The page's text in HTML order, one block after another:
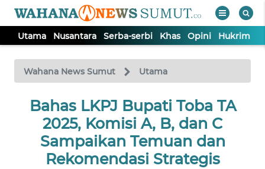
Utama Nusantara Serba-serbi Khas Opini Hukrim
Wahana News Sumut Utama
Bahas LKPJ Bupati Toba TA
2025, Komisi A, B, dan C
Sampaikan Temuan dan
Rekomendasi Strategis
TV
Tutup
UTAMA
NUSANTARA